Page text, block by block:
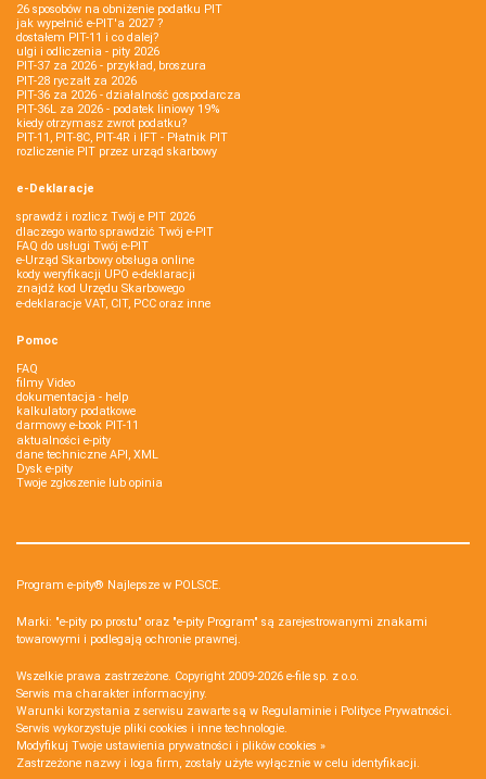
26 sposobów na obniżenie podatku PIT
jak wypełnić e-PIT'a 2027 ?
dostałem PIT-11 i co dalej?
ulgi i odliczenia - pity 2026
PIT-37 za 2026 - przykład, broszura
PIT-28 ryczałt za 2026
PIT-36 za 2026 - działalność gospodarcza
PIT-36L za 2026 - podatek liniowy 19%
kiedy otrzymasz zwrot podatku?
PIT-11, PIT-8C, PIT-4R i IFT - Płatnik PIT
rozliczenie PIT przez urząd skarbowy
e-Deklaracje
sprawdź i rozlicz Twój e PIT 2026
dlaczego warto sprawdzić Twój e-PIT
FAQ do usługi Twój e-PIT
e-Urząd Skarbowy obsługa online
kody weryfikacji UPO e-deklaracji
znajdź kod Urzędu Skarbowego
e-deklaracje VAT, CIT, PCC oraz inne
Pomoc
FAQ
filmy Video
dokumentacja - help
kalkulatory podatkowe
darmowy e-book PIT-11
aktualności e-pity
dane techniczne API, XML
Dysk e-pity
Twoje zgłoszenie lub opinia
Program e-pity® Najlepsze w POLSCE.
Marki: "e-pity po prostu" oraz "e-pity Program" są zarejestrowanymi znakami
towarowymi i podlegają ochronie prawnej.
Wszelkie prawa zastrzeżone. Copyright 2009-2026 e-file sp. z o.o.
Serwis ma charakter informacyjny.
Warunki korzystania z serwisu zawarte są w Regulaminie i Polityce Prywatności.
Serwis wykorzystuje pliki cookies i inne technologie.
Modyfikuj Twoje ustawienia prywatności i plików cookies »
Zastrzeżone nazwy i loga firm, zostały użyte wyłącznie w celu identyfikacji.